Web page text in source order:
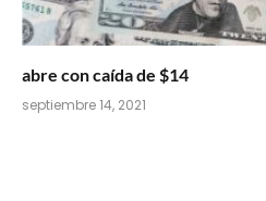
abre con caída de $14
septiembre 14, 2021